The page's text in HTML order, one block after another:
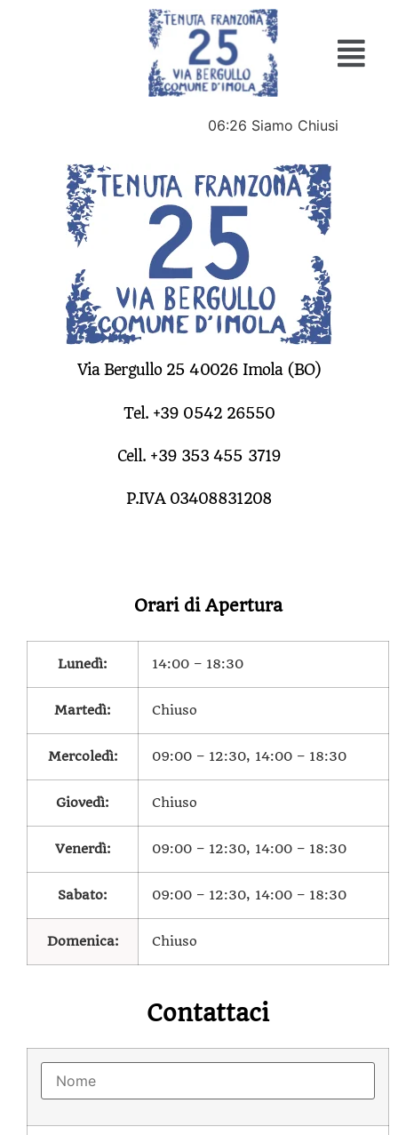
06:26 Siamo Chiusi
Via Bergullo 25 40026 Imola (BO)
Tel. +39 0542 26550
Cell. +39 353 455 3719
P.IVA 03408831208
Orari di Apertura
Lunedì: 14:00 – 18:30
Martedì: Chiuso
Mercoledì: 09:00 – 12:30, 14:00 – 18:30
Giovedì: Chiuso
Venerdì: 09:00 – 12:30, 14:00 – 18:30
Sabato: 09:00 – 12:30, 14:00 – 18:30
Domenica: Chiuso
Contattaci